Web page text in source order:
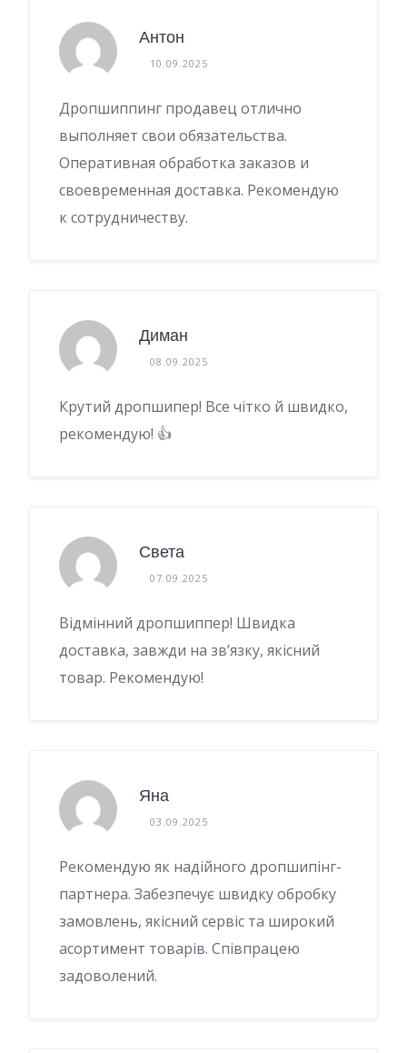
Антон
10.09.2025
Дропшиппинг продавец отлично
выполняет свои обязательства.
Оперативная обработка заказов и
своевременная доставка. Рекомендую
к сотрудничеству.
Диман
08.09.2025
Крутий дропшипер! Все чітко й швидко,
рекомендую! 👍
Света
07.09.2025
Відмінний дропшиппер! Швидка
доставка, завжди на зв’язку, якісний
товар. Рекомендую!
Яна
03.09.2025
Рекомендую як надійного дропшипінг-
партнера. Забезпечує швидку обробку
замовлень, якісний сервіс та широкий
асортимент товарів. Співпрацею
задоволений.